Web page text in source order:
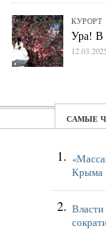
КУРОРТ
Ура! В
12.03.2025
Крыма